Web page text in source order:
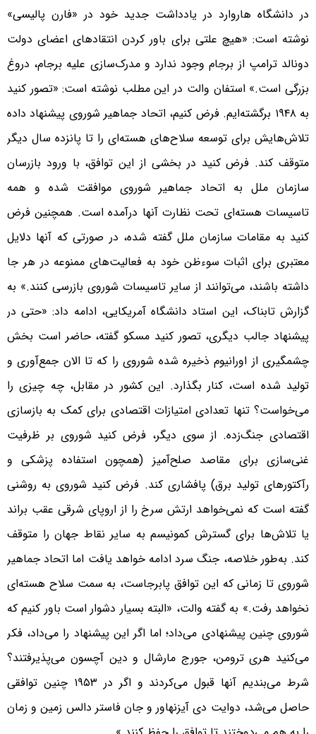
در دانشگاه هاروارد در یادداشت جدید خود در «فارن پالیسی»
نوشته است: «هیچ علتی برای باور کردن انتقادهای اعضای دولت
دونالد ترامپ از برجام وجود ندارد و مدرک‌سازی علیه برجام، دروغ
بزرگی است.» استفان والت در این مطلب نوشته است: «تصور کنید
به ۱۹۴۸ برگشته‌ایم. فرض کنیم، اتحاد جماهیر شوروی پیشنهاد داده
تلاش‌هایش برای توسعه سلاح‌های هسته‌ای را تا پانزده سال دیگر
متوقف کند. فرض کنید در بخشی از این توافق، با ورود بازرسان
سازمان ملل به اتحاد جماهیر شوروی موافقت شده و همه
تاسیسات هسته‌ای تحت نظارت آنها درآمده است. همچنین فرض
کنید به مقامات سازمان ملل گفته شده، در صورتی که آنها دلایل
معتبری برای اثبات سوءظن خود به فعالیت‌های ممنوعه در هر جا
داشته باشند، می‌توانند از سایر تاسیسات شوروی بازرسی کنند.» به
گزارش تابناک، این استاد دانشگاه آمریکایی، ادامه داد: «حتی در
پیشنهاد جالب دیگری، تصور کنید مسکو گفته، حاضر است بخش
چشمگیری از اورانیوم ذخیره شده شوروی را که تا الان جمع‌آوری و
تولید شده است، کنار بگذارد. این کشور در مقابل، چه چیزی را
می‌خواست؟ تنها تعدادی امتیازات اقتصادی برای کمک به بازسازی
اقتصادی جنگ‌زده. از سوی دیگر، فرض کنید شوروی بر ظرفیت
غنی‌سازی برای مقاصد صلح‌آمیز (‌همچون استفاده پزشکی و
رآکتورهای تولید برق) پافشاری کند. فرض کنید شوروی به روشنی
گفته است که نمی‌خواهد ارتش سرخ را از اروپای شرقی عقب براند
یا تلاش‌ها برای گسترش کمونیسم به سایر نقاط جهان را متوقف
کند. به‌طور خلاصه، جنگ سرد ادامه خواهد یافت اما اتحاد جماهیر
شوروی تا زمانی که این توافق پابرجاست، به سمت سلاح هسته‌ای
نخواهد رفت.» به گفته والت، «البته بسیار دشوار است باور کنیم که
شوروی چنین پیشنهادی می‌داد؛ اما اگر این پیشنهاد را می‌داد، فکر
می‌کنید هری ترومن، جورج مارشال و دین آچسون می‌پذیرفتند؟
شرط می‌بندیم آنها قبول می‌کردند و اگر در ۱۹۵۳ چنین توافقی
حاصل می‌شد، دوایت دی آیزنهاور و جان فاستر دالس زمین و زمان